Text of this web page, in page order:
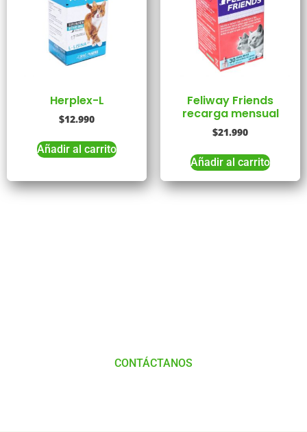
Herplex-L
$12.990
Añadir al carrito
Feliway Friends
recarga mensual
$21.990
Añadir al carrito
CONTÁCTANOS